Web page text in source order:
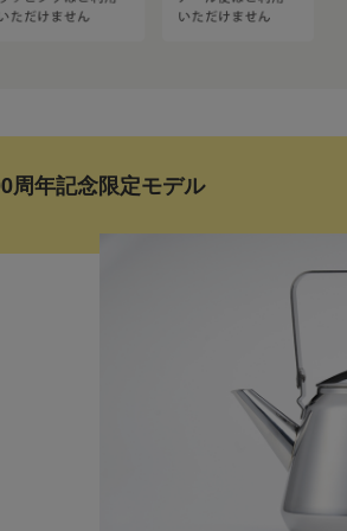
周年記念限定モデル